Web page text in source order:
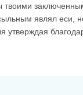
твоими
являл еси,
утверждая